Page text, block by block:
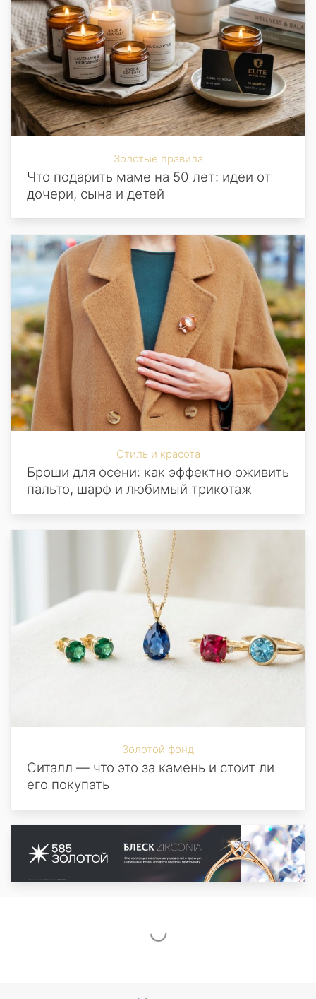
Золотые правила
Что подарить маме на 50 лет: идеи от
дочери, сына и детей
Стиль и красота
Броши для осени: как эффектно оживить
пальто, шарф и любимый трикотаж
Золотой фонд
Ситалл — что это за камень и стоит ли
его покупать